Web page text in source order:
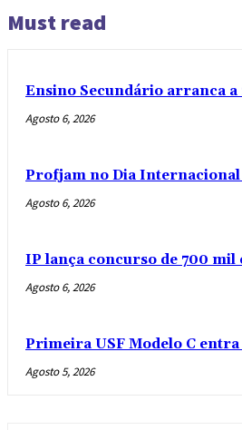
Must read
Ensino Secundário arranca
Agosto 6, 2026
Profjam no Dia Internacional
Agosto 6, 2026
IP lança concurso de 700 mil
Agosto 6, 2026
Primeira USF Modelo C
Agosto 5, 2026